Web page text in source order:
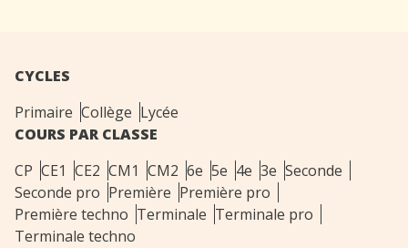
CYCLES
Primaire Collège Lycée
COURS PAR CLASSE
CP CE1 CE2 CM1 CM2 6e 5e 4e 3e Seconde
Seconde pro Première Première pro
Première techno Terminale Terminale pro
Terminale techno